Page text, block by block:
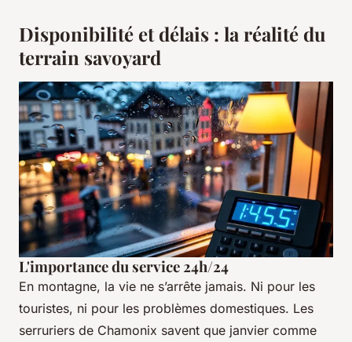
Disponibilité et délais : la réalité du
terrain savoyard
L'importance du service 24h/24
En montagne, la vie ne s’arrête jamais. Ni pour les
touristes, ni pour les problèmes domestiques. Les
serruriers de Chamonix savent que janvier comme